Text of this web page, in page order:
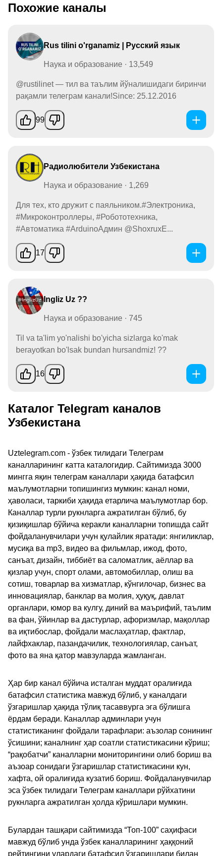
Похожие каналы
Rus tilini o'rganamiz | Русский язык
Наука и образование · 13,549
@rustilinet — тил ва таълим йўналишидаги биринчи
рақамли телеграм канали!Since: 25.12.2016
99
Радиолюбители Узбекистана
Наука и образование · 1,269
Для тех, кто дружит с паяльником.#Электроника,
#Микроконтроллеры, #Робототехника,
#Автоматика #ArduinoАдмин @ShoxruxE...
17
Ingliz Uz ??
Наука и образование · 745
Til va ta'lim yo'nalishi bo'yicha sizlarga ko'mak
berayotkan bo'lsak bundan hursandmiz! ??
16
Каталог Telegram каналов
Узбекистана
Uztelegram.com - ўзбек тилидаги Телеграм
каналларининг катта каталогидир. Сайтимизда 3000
мингга яқин телеграм каналлари ҳақида батафсил
маълумотларни топишингиз мумкин: канал номи,
ҳаволаси, таркиби ҳақида етарлича маълумотлар бор.
Каналлар турли рукнларга ажратилган бўлиб, бу
қизиқишлар бўйича керакли каналларни топишда сайт
фойдаланувчилари учун қулайлик яратади: янгиликлар,
мусиқа ва mp3, видео ва фильмлар, ижод, фото,
санъат, дизайн, тиббиёт ва саломатлик, аёллар ва
қизлар учун, спорт олами, автомобиллар, олиш ва
сотиш, товарлар ва хизматлар, кўнгилочар, бизнес ва
инновациялар, банклар ва молия, ҳуқуқ, давлат
органлари, юмор ва кулгу, диний ва маърифий, таълим
ва фан, ўйинлар ва дастурлар, афоризмлар, мақоллар
ва иқтибослар, фойдали маслаҳатлар, фактлар,
лайфхаклар, пазандачилик, технологиялар, санъат,
фото ва яна қатор мавзуларда жамланган.
Ҳар бир канал бўйича исталган муддат оралиғида
батафсил статистика мавжуд бўлиб, у каналдаги
ўзгаришлар ҳақида тўлиқ тасаввурга эга бўлишга
ёрдам беради. Каналлар админлари учун
статистиканинг фойдали тарафлари: аъзолар сонининг
ўсишини; каналнинг ҳар соатли статистикасини кўриш;
“рақобатчи” каналларни мониторингини олиб бориш ва
аъзоар сонидаги ўзгаришлар статистикасини кун,
хафта, ой оралиғида кузатиб бориш. Фойдаланувчилар
эса ўзбек тилидаги Телеграм каналлари рўйхатини
рукнларга ажратилган ҳолда кўришлари мумкин.
Булардан ташқари сайтимизда “Топ-100” саҳифаси
мавжуд бўлиб унда ўзбек каналларининг ҳаққоний
рейтингини улардаги батафсил ўзгаришлари билан